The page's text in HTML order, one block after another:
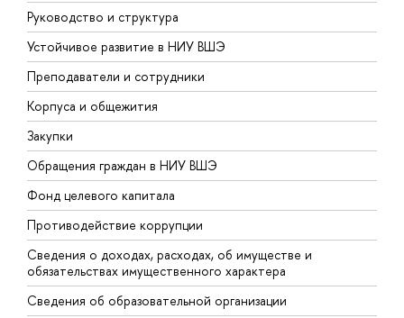
Руководство и структура
Устойчивое развитие в НИУ ВШЭ
Преподаватели и сотрудники
Корпуса и общежития
Закупки
Обращения граждан в НИУ ВШЭ
Фонд целевого капитала
Противодействие коррупции
Сведения о доходах, расходах, об имуществе и
обязательствах имущественного характера
Сведения об образовательной организации